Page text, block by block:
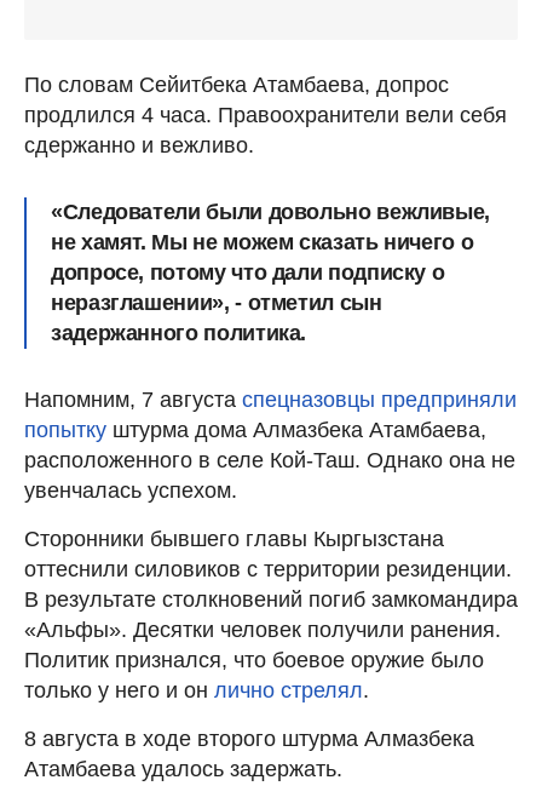
По словам Сейитбека Атамбаева, допрос
продлился 4 часа. Правоохранители вели себя
сдержанно и вежливо.
«Следователи были довольно вежливые,
не хамят. Мы не можем сказать ничего о
допросе, потому что дали подписку о
неразглашении», - отметил сын
задержанного политика.
Напомним, 7 августа спецназовцы предприняли
попытку штурма дома Алмазбека Атамбаева,
расположенного в селе Кой-Таш. Однако она не
увенчалась успехом.
Сторонники бывшего главы Кыргызстана
оттеснили силовиков с территории резиденции.
В результате столкновений погиб замкомандира
«Альфы». Десятки человек получили ранения.
Политик признался, что боевое оружие было
только у него и он лично стрелял.
8 августа в ходе второго штурма Алмазбека
Атамбаева удалось задержать.